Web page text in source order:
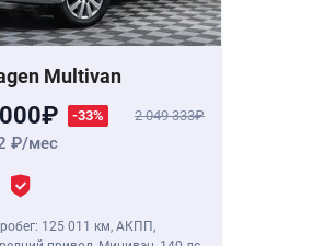
Multivan
-33% 2 049 333
/мес
125 011 км, АКПП,